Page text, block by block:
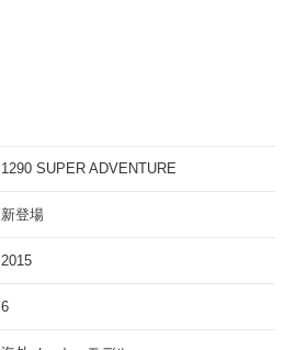
1290 SUPER ADVENTURE
新登場
2015
6